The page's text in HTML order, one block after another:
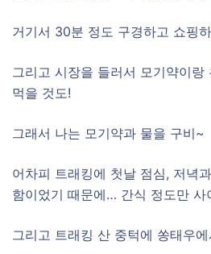
거기서 30분 정도 구경하고 쇼핑
그리고 시장을 들러서 모기약이
먹을 것도!
그래서 나는 모기약과 물을 구비~
어차피 트래킹에 첫날 점심, 저녁
함이었기 때문에… 간식 정도만 사
그리고 트래킹 산 중턱에 쏭태우